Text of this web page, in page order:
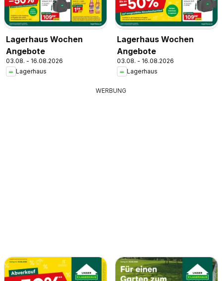
Lagerhaus Wochen
Angebote
03.08. - 16.08.2026
Lagerhaus
Lagerhaus Wochen
Angebote
03.08. - 16.08.2026
Lagerhaus
WERBUNG